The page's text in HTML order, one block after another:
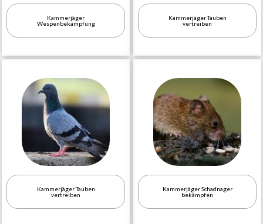
Kammerjäger
Wespenbekämpfung
Kammerjäger Tauben
vertreiben
Kammerjäger Tauben
vertreiben
Kammerjäger Schadnager
bekämpfen